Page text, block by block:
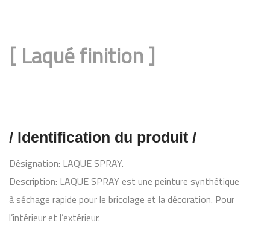
[ Laqué finition]
/ Identification du produit /
Désignation: LAQUE SPRAY.
Description: LAQUE SPRAY est une peinture synthétique
à séchage rapide pour le bricolage et la décoration. Pour
l’intérieur et l’extérieur.